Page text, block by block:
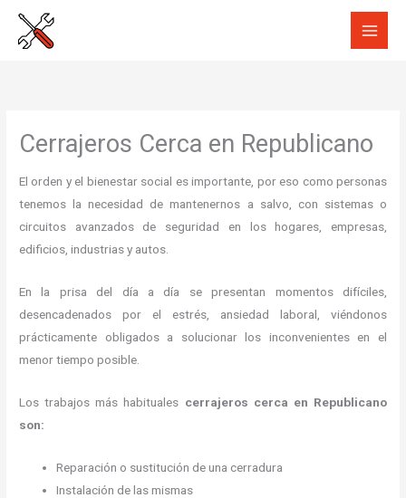
Cerrajeros Cerca en Republicano
El orden y el bienestar social es importante, por eso como personas
tenemos la necesidad de mantenernos a salvo, con sistemas o
circuitos avanzados de seguridad en los hogares, empresas,
edificios, industrias y autos.
En la prisa del día a día se presentan momentos difíciles,
desencadenados por el estrés, ansiedad laboral, viéndonos
prácticamente obligados a solucionar los inconvenientes en el
menor tiempo posible.
Los trabajos más habituales cerrajeros cerca en Republicano
son:
Reparación o sustitución de una cerradura
Instalación de las mismas